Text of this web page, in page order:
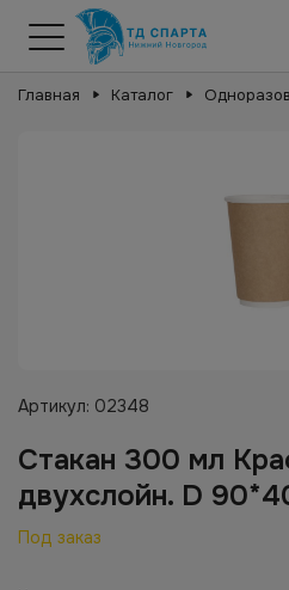
Главная Каталог
Артикул: 02348
Стакан 300 мл
двухслойн. D
Под заказ